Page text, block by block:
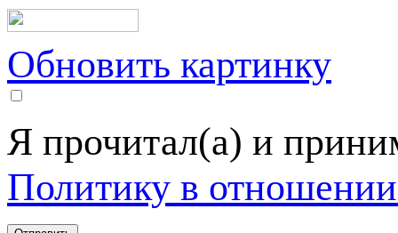
Обновить картинку
Я прочитал(а) и
Политику в